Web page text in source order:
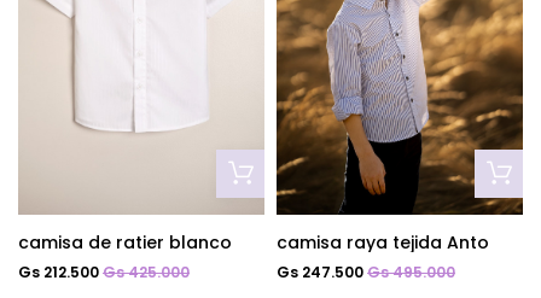
camisa de ratier blanco
Gs 212.500Gs 425.000
camisa raya tejida Anto
Gs 247.500Gs 495.000